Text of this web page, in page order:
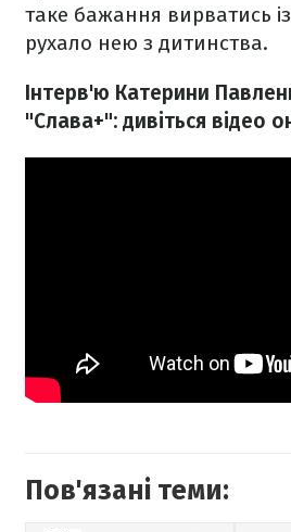
таке бажання вирватись
рухало нею з дитинства.
Інтерв'ю Катерини
"Слава+": дивіться відео
Пов'язані теми: